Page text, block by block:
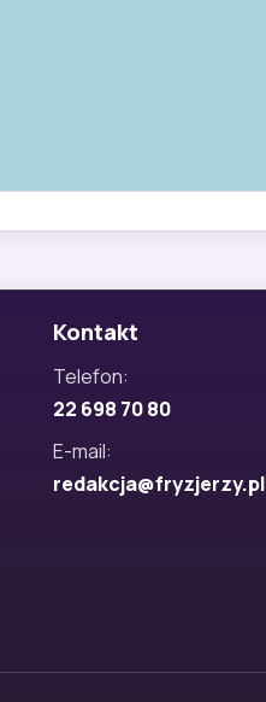
Kontakt
Telefon:
22 698 70 80
E-mail:
redakcja@fryzjerzy.pl